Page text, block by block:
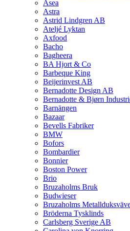
Asea
Astra
Astrid Lindgren AB
Ateljé Lyktan
Axfood
Bacho
Bagheera
BA Hjort & Co
Barbeque King
Beijerinvest AB
Bernadotte Design AB
Bernadotte & Bjørn
Barnängen
Bazaar
Bevells Fabriker
BMW
Bofors
Bombardier
Bonnier
Boston Power
Brio
Bruzaholms Bruk
Budwieser
Bruzaholms
Bröderna Tysklinds
Carlsberg Sverige AB